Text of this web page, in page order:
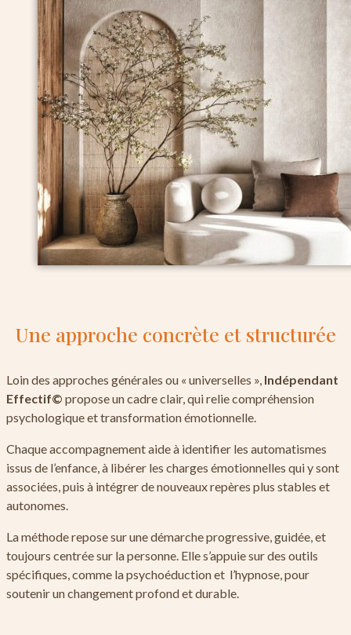
Une approche concrète et structurée
Loin des approches générales ou « universelles », Indépendant
Effectif© propose un cadre clair, qui relie compréhension
psychologique et transformation émotionnelle.
Chaque accompagnement aide à identifier les automatismes
issus de l’enfance, à libérer les charges émotionnelles qui y sont
associées, puis à intégrer de nouveaux repères plus stables et
autonomes.
La méthode repose sur une démarche progressive, guidée, et
toujours centrée sur la personne. Elle s’appuie sur des outils
spécifiques, comme la psychoéduction et l’hypnose, pour
soutenir un changement profond et durable.